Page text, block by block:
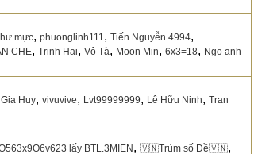
mực, phuonglinh111, Tiến Nguyễn 4994,
CHE, Trịnh Hai, Vô Tà, Moon Min, 6x3=18, Ngo anh
Gia Huy, vivuvive, Lvt99999999, Lê Hữu Ninh, Tran
lấy BTL.3MIEN , 🇻🇳Trùm số Đề🇻🇳,